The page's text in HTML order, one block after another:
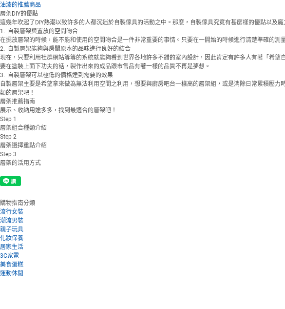
油漆的推薦商品
層架DIY的優點
這幾年吹起了DIY熱潮以致許多的人都沉迷於自製傢具的活動之中。那麼，自製傢具究竟有甚麼樣的優點以及
1. 自製層架與置放的空間吻合
在擺放層架的時候，能不能和使用的空間吻合是一件非常重要的事情。只要在一開始的時候進行清楚準確的
2. 自製層架能夠與房間原本的品味進行良好的結合
現在，只要利用社群網站等等的系統就能夠看到世界各地許多不錯的室內設計，因此肯定有許多人有著「希
要在塗裝上面下功夫的話，製作出來的成品跟市售品有著一樣的品質不再是夢想。
3. 自製層架可以極低的價格達到需要的效果
自製層架主要是希望拿來做為無法利用空間之利用，想要與廚房吧台一樣高的層架組，或是消除日常累積壓
類的層架吧！
層架推薦指南
展示、收納用途多多，找到最適合的層架吧！
Step 1
層架組合種類介紹
Step 2
層架選擇重點介紹
Step 3
層架的活用方式
購物指南分類
流行女裝
潮流男裝
親子玩具
化妝保養
居家生活
3C家電
美食蛋糕
運動休閒